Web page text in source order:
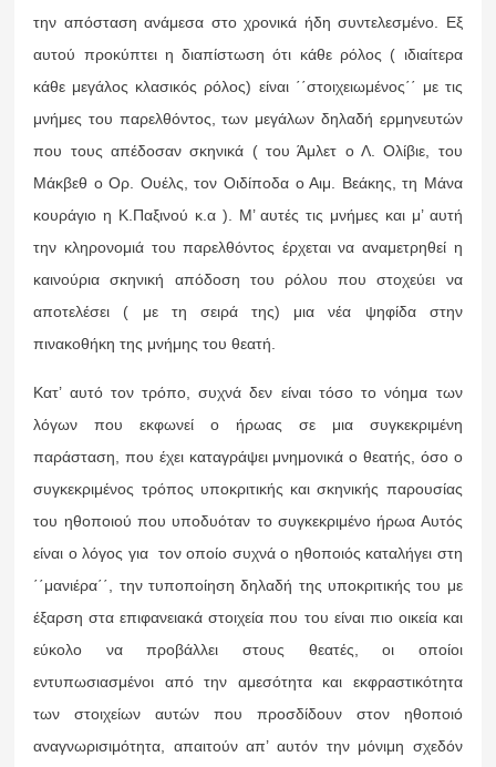
την απόσταση ανάμεσα στο χρονικά ήδη συντελεσμένο. Εξ
αυτού προκύπτει η διαπίστωση ότι κάθε ρόλος ( ιδιαίτερα
κάθε μεγάλος κλασικός ρόλος) είναι ΄΄στοιχειωμένος΄΄ με τις
μνήμες του παρελθόντος, των μεγάλων δηλαδή ερμηνευτών
που τους απέδοσαν σκηνικά ( του Άμλετ ο Λ. Ολίβιε, του
Μάκβεθ ο Ορ. Ουέλς, τον Οιδίποδα ο Αιμ. Βεάκης, τη Μάνα
κουράγιο η Κ.Παξινού κ.α ). Μ’ αυτές τις μνήμες και μ’ αυτή
την κληρονομιά του παρελθόντος έρχεται να αναμετρηθεί η
καινούρια σκηνική απόδοση του ρόλου που στοχεύει να
αποτελέσει ( με τη σειρά της) μια νέα ψηφίδα στην
πινακοθήκη της μνήμης του θεατή.
Κατ’ αυτό τον τρόπο, συχνά δεν είναι τόσο το νόημα των
λόγων που εκφωνεί ο ήρωας σε μια συγκεκριμένη
παράσταση, που έχει καταγράψει μνημονικά ο θεατής, όσο ο
συγκεκριμένος τρόπος υποκριτικής και σκηνικής παρουσίας
του ηθοποιού που υποδυόταν το συγκεκριμένο ήρωα Αυτός
είναι ο λόγος για τον οποίο συχνά ο ηθοποιός καταλήγει στη
΄΄μανιέρα΄΄, την τυποποίηση δηλαδή της υποκριτικής του με
έξαρση στα επιφανειακά στοιχεία που του είναι πιο οικεία και
εύκολο να προβάλλει στους θεατές, οι οποίοι
εντυπωσιασμένοι από την αμεσότητα και εκφραστικότητα
των στοιχείων αυτών που προσδίδουν στον ηθοποιό
αναγνωρισιμότητα, απαιτούν απ’ αυτόν την μόνιμη σχεδόν